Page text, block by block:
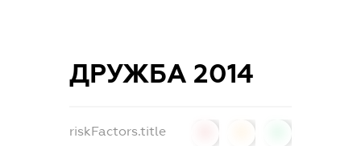
ДРУЖБА 2014
riskFactors.title